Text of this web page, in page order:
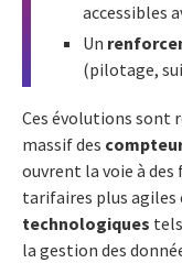
accessibles
Un
(pilotage,
Ces évolutions sont
massif des
ouvrent la voie à
tarifaires plus agiles
technologiques
la gestion des